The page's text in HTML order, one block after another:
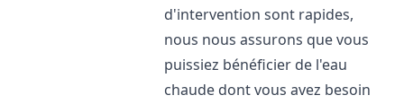
d'intervention sont rapides,
nous nous assurons que vous
puissiez bénéficier de l'eau
chaude dont vous avez besoin